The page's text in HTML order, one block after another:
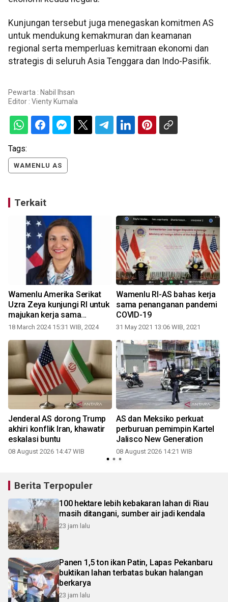
Kunjungan tersebut juga menegaskan komitmen AS
untuk mendukung kemakmuran dan keamanan
regional serta memperluas kemitraan ekonomi dan
strategis di seluruh Asia Tenggara dan Indo-Pasifik.
Pewarta : Nabil Ihsan
Editor : Vienty Kumala
Tags:
WAMENLU AS
Terkait
Wamenlu Amerika Serikat
Uzra Zeya kunjungi RI untuk
majukan kerja sama
bilateral
18 March 2024 15:31 WIB, 2024
Wamenlu RI-AS bahas kerja
sama penanganan pandemi
COVID-19
31 May 2021 13:06 WIB, 2021
Jenderal AS dorong Trump
akhiri konflik Iran, khawatir
eskalasi buntu
08 August 2026 14:47 WIB
AS dan Meksiko perkuat
perburuan pemimpin Kartel
Jalisco New Generation
08 August 2026 14:21 WIB
Berita Terpopuler
100 hektare lebih kebakaran lahan di Riau
masih ditangani, sumber air jadi kendala
23 jam lalu
Panen 1,5 ton ikan Patin, Lapas Pekanbaru
buktikan lahan terbatas bukan halangan
berkarya
23 jam lalu